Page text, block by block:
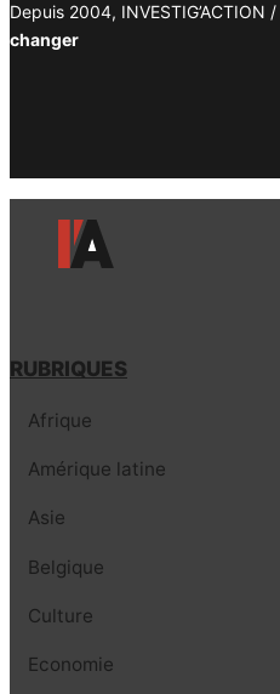
Depuis 2004, INVESTIG’ACTION /
changer
RUBRIQUES
Afrique
Amérique latine
Asie
Belgique
Culture
Economie